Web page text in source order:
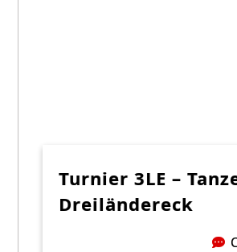
Turnier 3LE –
Dreiländereck